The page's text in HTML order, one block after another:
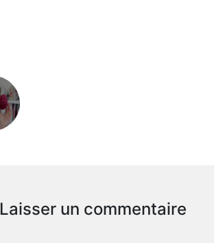
Laisser un commentaire